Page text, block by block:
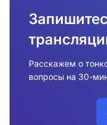
Расскажем о
вопросы на 30-